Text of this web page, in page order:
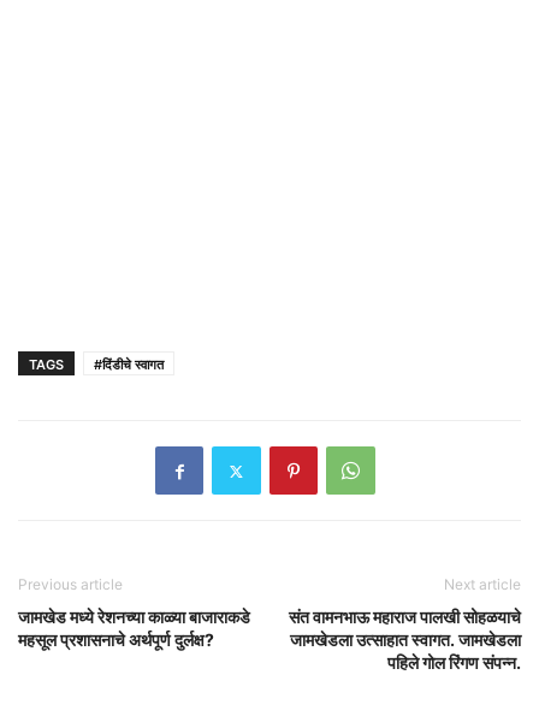
TAGS #दिंडीचे स्वागत
Previous article
जामखेड मध्ये रेशनच्या काळ्या बाजाराकडे
महसूल प्रशासनाचे अर्थपूर्ण दुर्लक्ष?
Next article
संत वामनभाऊ महाराज पालखी सोहळयाचे
जामखेडला उत्साहात स्वागत. जामखेडला
पहिले गोल रिंगण संपन्न.